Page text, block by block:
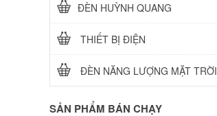
ĐÈN HUỲNH QUANG
THIẾT BỊ ĐIỆN
ĐÈN NĂNG LƯỢNG MẶT TRỜI
SẢN PHẨM BÁN CHẠY